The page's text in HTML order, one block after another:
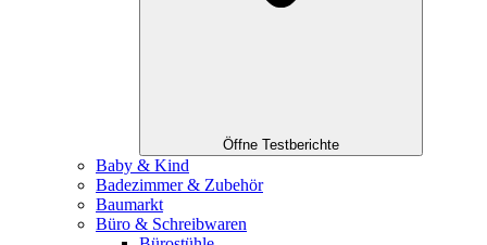
Öffne Testberichte
Baby & Kind
Badezimmer & Zubehör
Baumarkt
Büro & Schreibwaren